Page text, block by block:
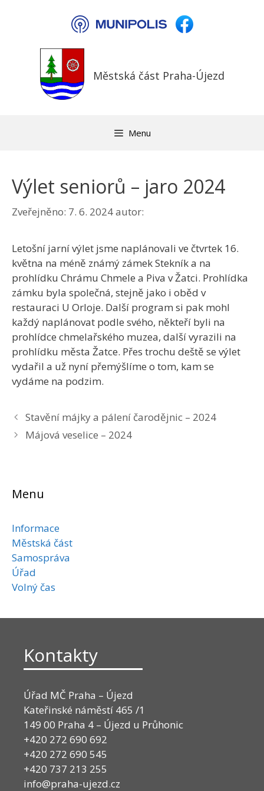
Městská část Praha-Újezd
Menu
Výlet seniorů – jaro 2024
Zveřejněno: 7. 6. 2024autor:
Letošní jarní výlet jsme naplánovali ve čtvrtek 16.
května na méně známý zámek Stekník a na
prohlídku Chrámu Chmele a Piva v Žatci. Prohlídka
zámku byla společná, stejně jako i oběd v
restauraci U Orloje. Další program si pak mohl
každý naplánovat podle svého, někteří byli na
prohlídce chmelařského muzea, další vyrazili na
prohlídku města Žatce. Přes trochu deště se výlet
vydařil a už nyní přemýšlíme o tom, kam se
vydáme na podzim.
Stavění májky a pálení čarodějnic – 2024
Májová veselice – 2024
Menu
Informace
Městská část
Samospráva
Úřad
Volný čas
Kontakty
Úřad MČ Praha – Újezd
Kateřinské náměstí 465 /1
149 00 Praha 4 – Újezd u Průhonic
+420 272 690 692
+420 272 690 545
+420 737 213 255
info@praha-ujezd.cz